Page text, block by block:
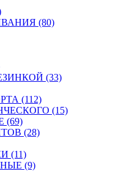
(80)
(33)
(112)
(15)
(28)
(11)
(9)